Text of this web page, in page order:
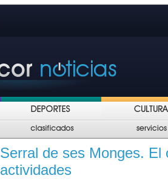
Serral de ses Monges.
actividades